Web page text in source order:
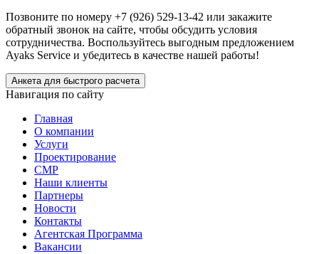
Позвоните по номеру +7 (926) 529-13-42 или закажите
обратный звонок на сайте, чтобы обсудить условия
сотрудничества. Воспользуйтесь выгодным предложением
Ayaks Service и убедитесь в качестве нашей работы!
Анкета для быстрого расчета
Навигация по сайту
Главная
О компании
Услуги
Проектирование
СМР
Наши клиенты
Партнеры
Новости
Контакты
Агентская Программа
Вакансии